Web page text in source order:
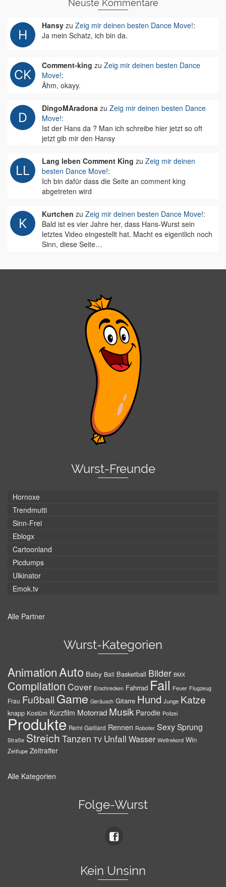
Neuste Kommentare
Hansy zu Zeig mir deinen besten Dance Move!:
Ja mein Schatz, ich bin da.
Comment-king zu Zeig mir deinen besten Dance
Move!:
Ähm, okayy.
DingoMAradona zu Zeig mir deinen besten Dance
Move!:
Ist der Hans da ? Man ich schreibe hier jetzt so oft
jetzt gib mir den Hansy
Lang leben Comment King zu Zeig mir deinen
besten Dance Move!:
Ich bin dafür dass die Seite an comment king
abgetreten wird
Kurtchen zu Zeig mir deinen besten Dance Move!:
Bald ist es vier Jahre her, dass Hans-Wurst sein
letztes Video eingestellt hat. Macht es eigentlich noch
Sinn, diese Seite…
Wurst-Freunde
Hornoxe
Trendmutti
Sinn-Frei
Eblogx
Cartoonland
Picdumps
Ulkinator
Emok.tv
Alle Partner
Wurst-Kategorien
AnimationAuto Baby Ball Basketball Bilder BMX
Compilation Cover Erschrecken Fahrrad Fail Feuer Flugzeug
Frau Fußball Game Geräusch Gitarre Hund Junge Katze
knapp Kostüm Kurzfilm Motorrad Musik Parodie Polizei
Produkte Remi Gaillard Rennen Roboter SexySprung
Straße Streich Tanzen TV Unfall Wasser Weltrekord Win
Zeitlupe Zeitraffer
Alle Kategorien
Folge-Wurst
Kein Unsinn